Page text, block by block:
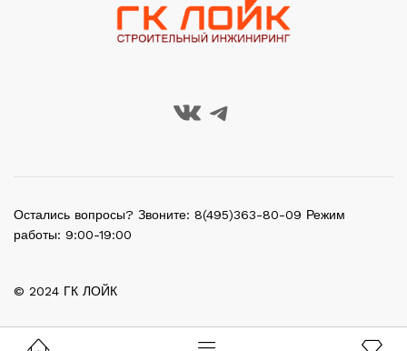
© 2024 ГК ЛОЙК
Остались вопросы? Звоните: 8(495)363-80-09 Режим
работы: 9:00-19:00